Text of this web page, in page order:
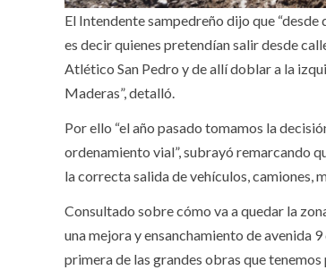
El Intendente sampedreño dijo que
es decir quienes pretendían salir desde
Atlético San Pedro y de allí doblar a la
Maderas”, detalló.
Por ello “el año pasado tomamos la
ordenamiento vial”, subrayó remarcando
la correcta salida de vehículos, camiones,
Consultado sobre cómo va a quedar la
una mejora y ensanchamiento de avenida
primera de las grandes obras que